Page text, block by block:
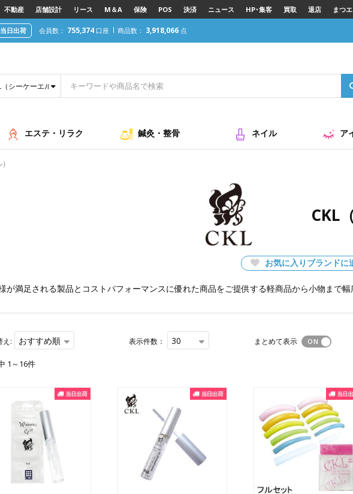
不動産 店舗設計 リース M＆A 保険 POS 決済 ニュース HP･集客 買取 退店 まつ
日出荷 会員数： 755,374 口座 商品数： 3,918,066 点
（シーケーエル）
エステ・リラク 鍼灸・整骨 ネイル ア
CKL
お気に入りブランドに
が満足される製品とコストパフォーマンスに優れた商品をご提供する軽商品から小物まで幅
え: おすすめ順 表示件数： 30 まとめて表示
1～16件